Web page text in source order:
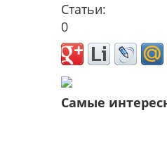
Статьи:
0
Самые